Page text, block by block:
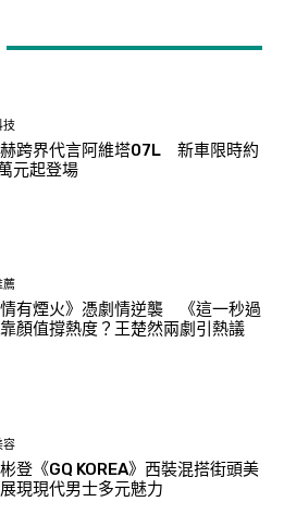
技
跨界代言阿維塔07L 新車限時約
元起登場
薦
情有煙火》憑劇情逆襲 《這一秒過
顏值撐熱度？王楚然兩劇引熱議
容
登《GQ KOREA》西裝混搭街頭美
現現代男士多元魅力